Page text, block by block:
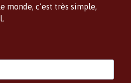
monde, c’est très simple,